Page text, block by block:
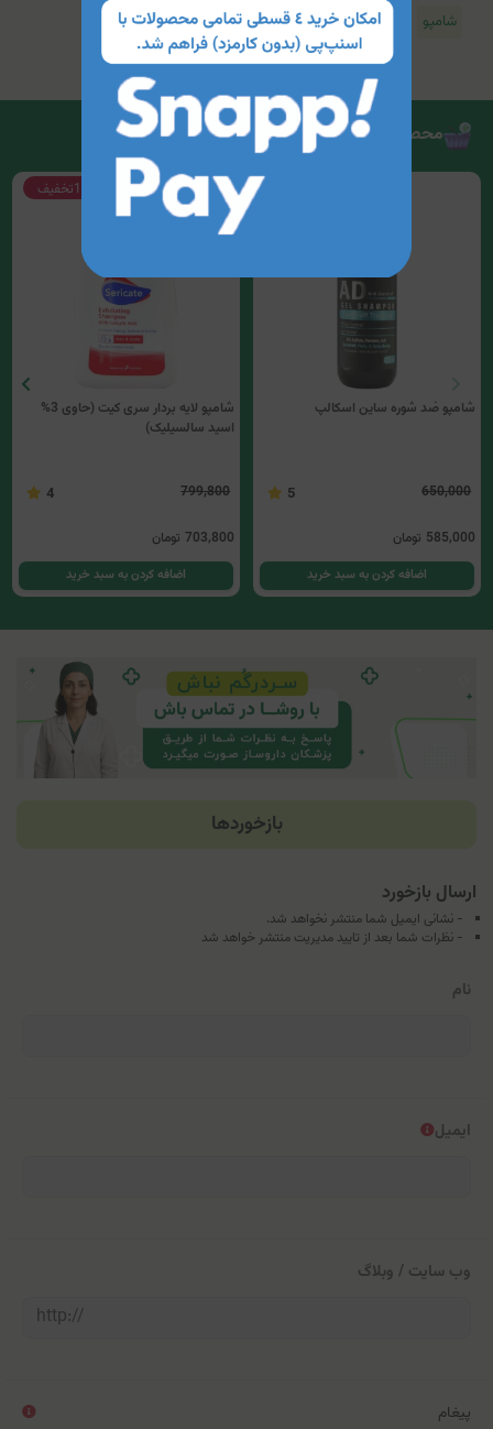
شامپو
محصولات مرتبط
شامپو ضد شوره ساین اسکالپ
650,000
5
585,000 تومان
اضافه کردن به سبد خرید
12%تخفیف
شامپو لایه بردار سری کیت (حاوی 3%
اسید سالسیلیک)
799,800
4
703,800 تومان
اضافه کردن به سبد خرید
بازخوردها
ارسال بازخورد
- نشانی ایمیل شما منتشر نخواهد شد.
- نظرات شما بعد از تایید مدیریت منتشر خواهد شد
نام
ایمیل
وب سایت / وبلاگ
پیغام